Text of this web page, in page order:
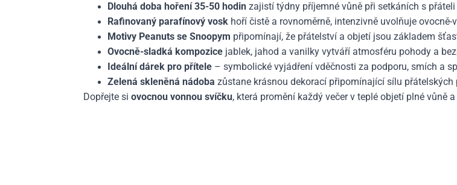
Dlouhá doba hoření 35-50 hodin zajistí týdny příjemné vůně při setkáních s
Rafinovaný parafínový vosk hoří čistě a rovnoměrně, intenzivně uvolňuje
Motivy Peanuts se Snoopym připomínají, že přátelství a objetí jsou základem
Ovocně-sladká kompozice jablek, jahod a vanilky vytváří atmosféru pohody a
Ideální dárek pro přítele – symbolické vyjádření vděčnosti za podporu, smích a
Zelená skleněná nádoba zůstane krásnou dekorací připomínající sílu
Dopřejte si ovocnou vonnou svíčku, která promění každý večer v teplé objetí plné vůně